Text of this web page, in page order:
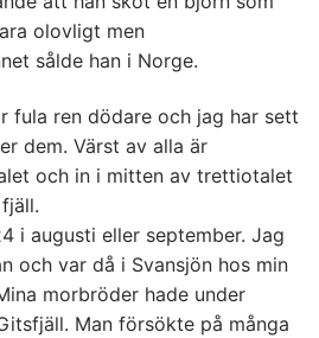
olovligt men
sålde han i Norge.
fula ren dödare och jag har sett
dem. Värst av alla är
och in i mitten av trettiotalet
i augusti eller september. Jag
och var då i Svansjön hos min
morbröder hade under
Man försökte på många